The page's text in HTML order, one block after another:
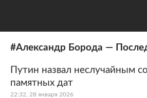
#Александр Борода —
Путин назвал неслучайным
памятных дат
22:32, 28 января 2026